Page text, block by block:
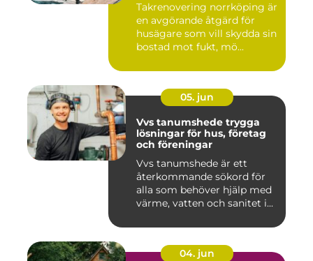
Takrenovering norrköping är
en avgörande åtgärd för
husägare som vill skydda sin
bostad mot fukt, mö...
05. jun
Vvs tanumshede trygga
lösningar för hus, företag
och föreningar
Vvs tanumshede är ett
återkommande sökord för
alla som behöver hjälp med
värme, vatten och sanitet i...
04. jun